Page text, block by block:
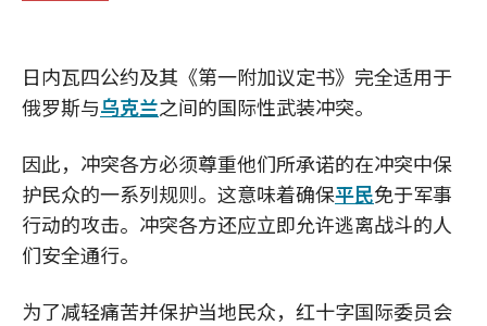
日内瓦四公约及其《第一附加议定书》完全适用于
俄罗斯与乌克兰之间的国际性武装冲突。
因此，冲突各方必须尊重他们所承诺的在冲突中保
护民众的一系列规则。这意味着确保平民免于军事
行动的攻击。冲突各方还应立即允许逃离战斗的人
们安全通行。
为了减轻痛苦并保护当地民众，红十字国际委员会